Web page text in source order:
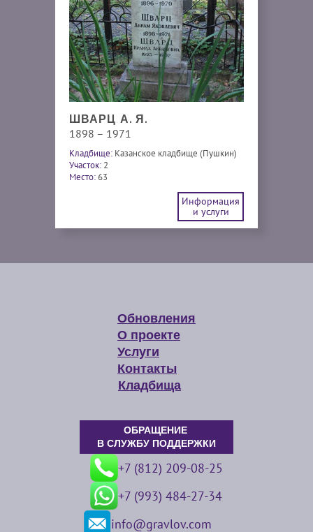
ШВАРЦ А. Я.
1898 – 1971
Кладбище: Казанское кладбище (Пушкин)
Участок: 2
Место:63
Информация
и услуги
Обновления
О проекте
Услуги
Контакты
Кладбища
ОБРАЩЕНИЕ
В СЛУЖБУ ПОДДЕРЖКИ
+7 (812) 209-08-25
+7 (993) 484-27-34
info@gravlov.com